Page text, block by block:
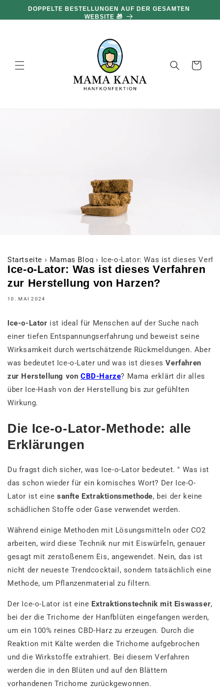
und zumDOPPELTE BESTELLUNGEN AUF DER GESAMTEN
WEBSITE 🎁
Warenkorb
Startseite › Mamas Blog › Ice-o-Lator: Was ist dieses
Ice-o-Lator: Was ist dieses Verfahren
zur Herstellung von Harzen?
10. MAI 2024
Ice-o-Lator ist ideal für Menschen auf der Suche nach
einer tiefen Entspannungserfahrung und beweist seine
Wirksamkeit durch wertschätzende Rückmeldungen. Aber
was bedeutet Ice-o-Later und was ist diesesVerfahren
zur Herstellung von CBD-Harze? Mama erklärt dir alles
über Ice-Hash von der Herstellung bis zur gefühlten
Wirkung.
Die Ice-o-Lator-Methode: alle
Erklärungen
Du fragst dich sicher, was Ice-o-Lator bedeutet. " Was ist
das schon wiederfür ein komisches Wort? Der Ice-O-
Lator ist eine sanfte Extraktionsmethode, bei der keine
schädlichen Stoffe oder Gase verwendet werden.
Während einige Methoden mit Lösungsmitteln oder CO2
arbeiten, wird diese Technik nur mit Eiswürfeln, genauer
gesagt mit zerstoßenem Eis, angewendet. Nein, das ist
nicht der neueste Trendcocktail, sondern tatsächlich eine
Methode, um Pflanzenmaterial zu filtern.
Der Ice-o-Lator ist eine Extraktionstechnik mit Eiswasser,
bei der die Trichome der Hanfblüten eingefangen werden,
um ein 100% reines CBD-Harz zu erzeugen. Durch die
Reaktion mit Kälte werden die Trichome aufgebrochen
und die Wirkstoffe extrahiert. Bei diesem Verfahren
werden die in den Blüten und auf den Blättern
vorhandenen Trichome zurückgewonnen.